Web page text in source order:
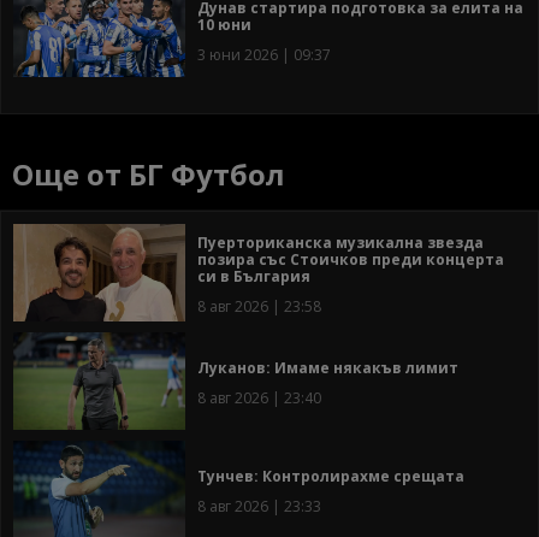
Дунав стартира подготовка за елита на
10 юни
3 юни 2026 | 09:37
Още от БГ Футбол
Пуерториканска музикална звезда
позира със Стоичков преди концерта
си в България
8 авг 2026 | 23:58
Луканов: Имаме някакъв лимит
8 авг 2026 | 23:40
Тунчев: Контролирахме срещата
8 авг 2026 | 23:33